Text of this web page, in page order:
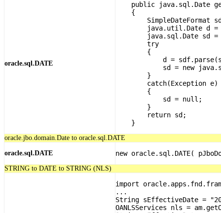
oracle.sql.DATE
public java.sql.Date
    {
SimpleDateFormat
java.util.Date d =
java.sql.Date sd =
        try
        {
d =
sd = new
        }
catch(Exception
        {
            sd = null;
        }
        return sd;
oracle.jbo.domain.Date to oracle.sql.DATE
oracle.sql.DATE new oracle.sql.DATE(
STRING to DATE to STRING (NLS)
import
...
String sEffectiveDate =
OANLSServices nls =